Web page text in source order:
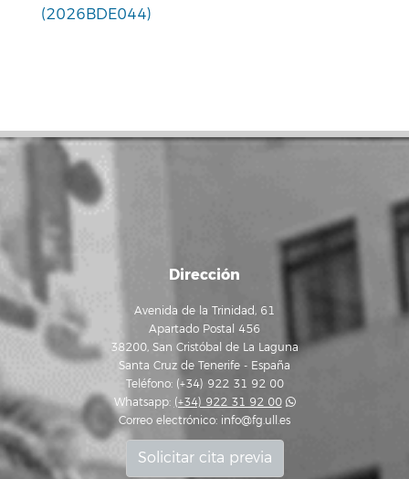
(2026BDE044)
Dirección
Avenida de la Trinidad, 61
Apartado Postal 456
38200, San Cristóbal de La Laguna
Santa Cruz de Tenerife - España
Teléfono: (+34) 922 31 92 00
Whatsapp: (+34) 922 31 92 00
Correo electrónico: info@fg.ull.es
Solicitar cita previa